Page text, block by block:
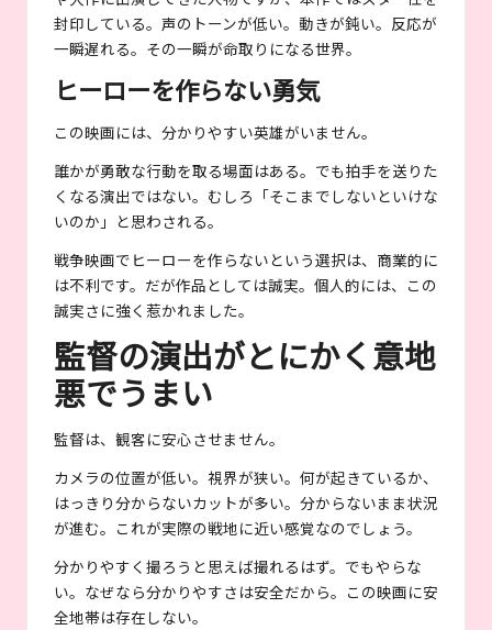
封印している。声のトーンが低い。動きが鈍い。反応が
一瞬遅れる。その一瞬が命取りになる世界。
ヒーローを作らない勇気
この映画には、分かりやすい英雄がいません。
誰かが勇敢な行動を取る場面はある。でも拍手を送りた
くなる演出ではない。むしろ「そこまでしないといけな
いのか」と思わされる。
戦争映画でヒーローを作らないという選択は、商業的に
は不利です。だが作品としては誠実。個人的には、この
誠実さに強く惹かれました。
監督の演出がとにかく意地
悪でうまい
監督は、観客に安心させません。
カメラの位置が低い。視界が狭い。何が起きているか、
はっきり分からないカットが多い。分からないまま状況
が進む。これが実際の戦地に近い感覚なのでしょう。
分かりやすく撮ろうと思えば撮れるはず。でもやらな
い。なぜなら分かりやすさは安全だから。この映画に安
全地帯は存在しない。